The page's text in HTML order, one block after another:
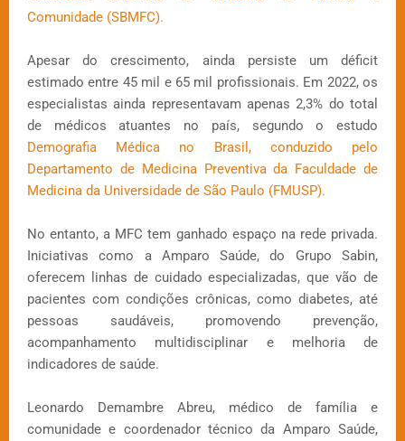
Comunidade (SBMFC).
Apesar do crescimento, ainda persiste um déficit
estimado entre 45 mil e 65 mil profissionais. Em 2022, os
especialistas ainda representavam apenas 2,3% do total
de médicos atuantes no país, segundo o estudo
Demografia Médica no Brasil, conduzido pelo
Departamento de Medicina Preventiva da Faculdade de
Medicina da Universidade de São Paulo (FMUSP).
No entanto, a MFC tem ganhado espaço na rede privada.
Iniciativas como a Amparo Saúde, do Grupo Sabin,
oferecem linhas de cuidado especializadas, que vão de
pacientes com condições crônicas, como diabetes, até
pessoas saudáveis, promovendo prevenção,
acompanhamento multidisciplinar e melhoria de
indicadores de saúde.
Leonardo Demambre Abreu, médico de família e
comunidade e coordenador técnico da Amparo Saúde,